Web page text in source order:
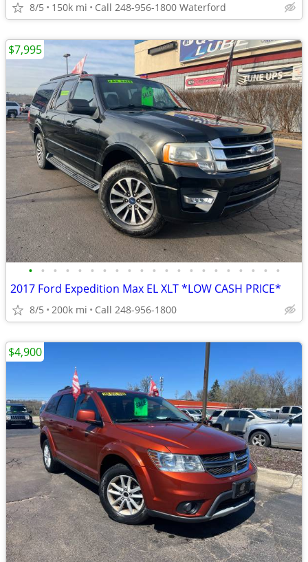
8/5 150k mi Call 248-956-1800 Waterford
• • • • • • • • • • • • • • • • • • • • •
2017 Ford Expedition Max EL XLT *LOW CASH PRICE*
8/5 200k mi Call 248-956-1800
$7,995
$4,900